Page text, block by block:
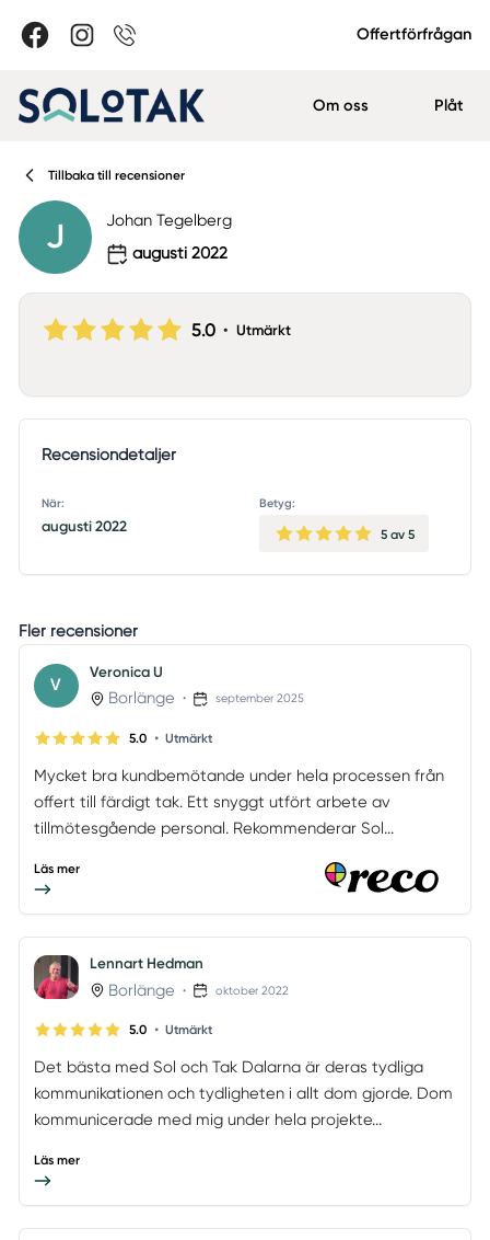
Offertförfrågan
Om oss Plåt
Tillbaka till recensioner
J
Johan Tegelberg
augusti 2022
5.0 • Utmärkt
Recensiondetaljer
När:
augusti 2022
Betyg:
5 av 5
Fler recensioner
V
Veronica U
Borlänge • september 2025
5.0 • Utmärkt
Mycket bra kundbemötande under hela processen från
offert till färdigt tak. Ett snyggt utfört arbete av
tillmötesgående personal. Rekommenderar Sol...
Läs mer
Lennart Hedman
Borlänge • oktober 2022
5.0 • Utmärkt
Det bästa med Sol och Tak Dalarna är deras tydliga
kommunikationen och tydligheten i allt dom gjorde. Dom
kommunicerade med mig under hela projekte...
Läs mer